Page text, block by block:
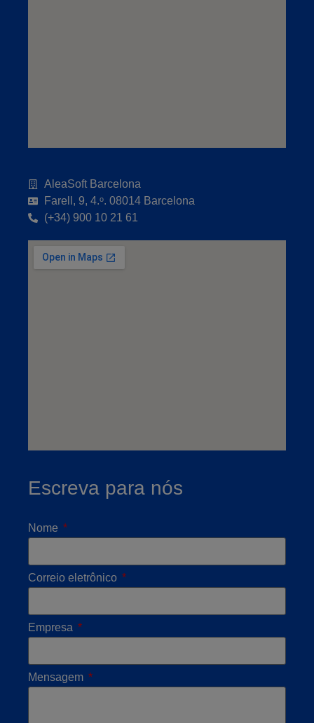
AleaSoft Barcelona
Farell, 9, 4.ᵒ. 08014 Barcelona
(+34) 900 10 21 61
Escreva para nós
Nome
Correio eletrônico
Empresa
Mensagem